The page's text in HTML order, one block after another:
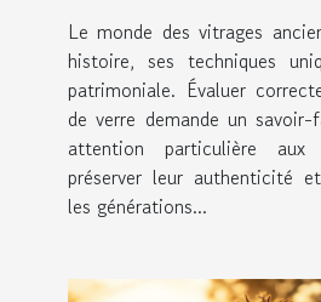
savoir
Le monde des vitrages
histoire, ses techniques
patrimoniale. Évaluer
de verre demande un
attention particulière
préserver leur authenticité
les générations...